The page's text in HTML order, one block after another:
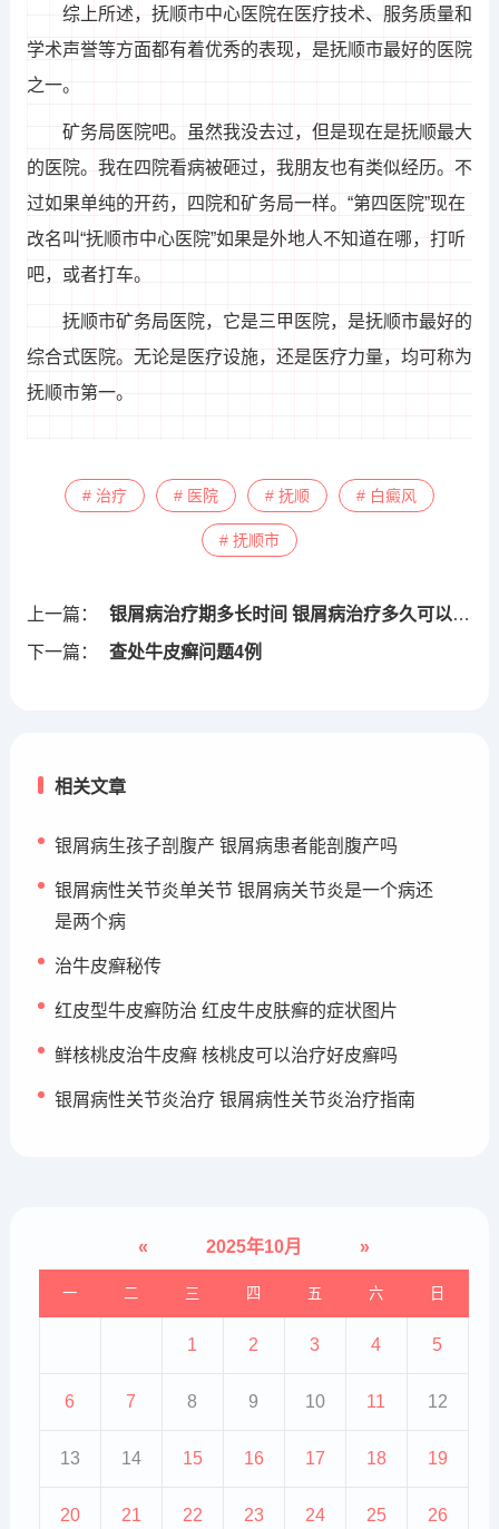
综上所述，抚顺市中心医院在医疗技术、服务质量和
学术声誉等方面都有着优秀的表现，是抚顺市最好的医院
之一。
矿务局医院吧。虽然我没去过，但是现在是抚顺最大
的医院。我在四院看病被砸过，我朋友也有类似经历。不
过如果单纯的开药，四院和矿务局一样。“第四医院”现在
改名叫“抚顺市中心医院”如果是外地人不知道在哪，打听
吧，或者打车。
抚顺市矿务局医院，它是三甲医院，是抚顺市最好的
综合式医院。无论是医疗设施，还是医疗力量，均可称为
抚顺市第一。
# 治疗 # 医院 # 抚顺 # 白癜风
# 抚顺市
上一篇：
银屑病治疗期多长时间 银屑病治疗多久可以达到临床治愈
下一篇：
查处牛皮癣问题4例
相关文章
银屑病生孩子剖腹产 银屑病患者能剖腹产吗
银屑病性关节炎单关节 银屑病关节炎是一个病还
是两个病
治牛皮癣秘传
红皮型牛皮癣防治 红皮牛皮肤癣的症状图片
鲜核桃皮治牛皮癣 核桃皮可以治疗好皮癣吗
银屑病性关节炎治疗 银屑病性关节炎治疗指南
« 2025年10月 »
一 二 三 四 五 六 日
1 2 3 4 5
6 7 8 9 10 11 12
13 14 15 16 17 18 19
20 21 22 23 24 25 26